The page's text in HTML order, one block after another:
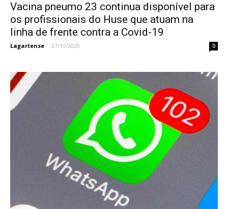
Vacina pneumo 23 continua disponível para
os profissionais do Huse que atuam na
linha de frente contra a Covid-19
Lagartense - 27/10/2020 0